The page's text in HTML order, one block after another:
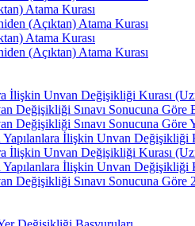
Atama Kurası
(Açıktan) Atama Kurası
Atama Kurası
(Açıktan) Atama Kurası
İlişkin Unvan Değişikliği Kurası
Değişikliği Sınavı Sonucuna Göre
Değişikliği Sınavı Sonucuna Göre
Yapılanlara İlişkin Unvan
İlişkin Unvan Değişikliği Kurası
Yapılanlara İlişkin Unvan
Değişikliği Sınavı Sonucuna Göre